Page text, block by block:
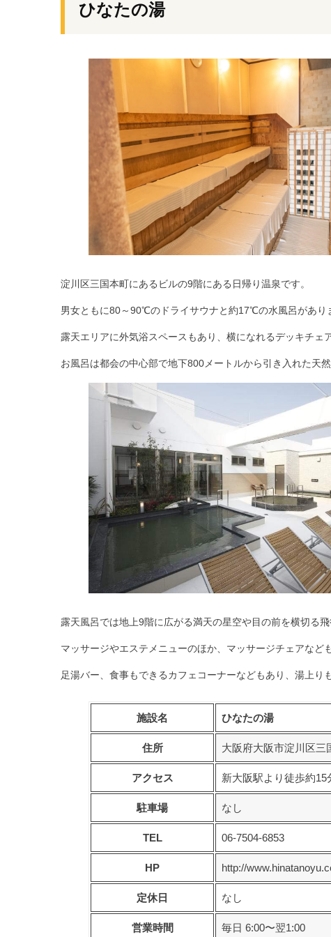
ひなたの湯
淀川区三国本町にあるビルの9階にある日帰り温泉です。
男女ともに80～90℃のドライサウナと約17℃の水風呂があり
露天エリアに外気浴スペースもあり、横になれるデッキチェ
お風呂は都会の中心部で地下800メートルから引き入れた天
露天風呂では地上9階に広がる満天の星空や目の前を横切る飛
マッサージやエステメニューのほか、マッサージチェアなど
足湯バー、食事もできるカフェコーナーなどもあり、湯上り
施設名 ひなたの湯
住所 大阪府大阪市淀川区三
アクセス 新大阪駅より徒歩約15
駐車場 なし
TEL 06-7504-6853
HP http://
定休日 なし
営業時間 毎日 6:00〜翌1:00